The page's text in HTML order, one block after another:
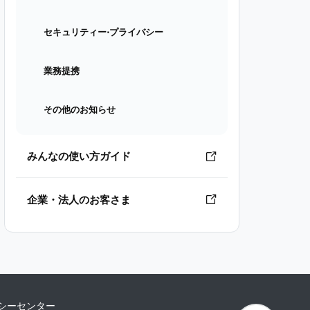
セキュリティー⋅プライバシー
業務提携
その他のお知らせ
みんなの使い方ガイド
企業・法人のお客さま
ーセンター